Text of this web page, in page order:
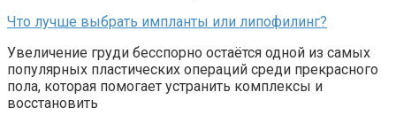
Что лучше выбрать импланты или липофилинг?
Увеличение груди бесспорно остаётся одной из самых
популярных пластических операций среди прекрасного
пола, которая помогает устранить комплексы и
восстановить